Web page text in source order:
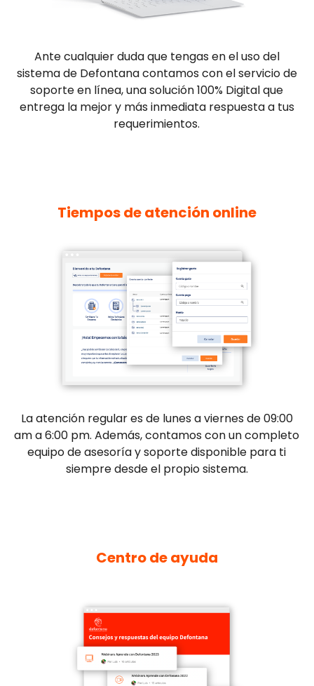
Ante cualquier duda que tengas en el uso del
sistema de Defontana contamos con el servicio de
soporte en línea, una solución 100% Digital que
entrega la mejor y más inmediata respuesta a tus
requerimientos.
Tiempos de atención online
La atención regular es de lunes a viernes de 09:00
am a 6:00 pm. Además, contamos con un completo
equipo de asesoría y soporte disponible para ti
siempre desde el propio sistema.
Centro de ayuda